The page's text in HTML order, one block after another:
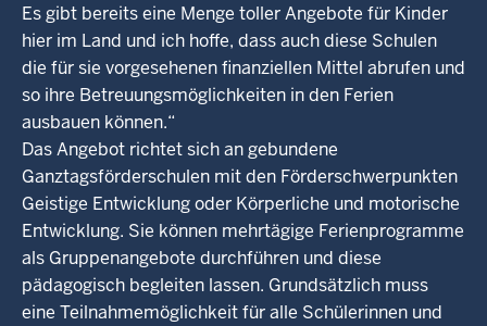
Es gibt bereits eine Menge toller Angebote für Kinder
hier im Land und ich hoffe, dass auch diese Schulen
die für sie vorgesehenen finanziellen Mittel abrufen und
so ihre Betreuungsmöglichkeiten in den Ferien
ausbauen können.“
Das Angebot richtet sich an gebundene
Ganztagsförderschulen mit den Förderschwerpunkten
Geistige Entwicklung oder Körperliche und motorische
Entwicklung. Sie können mehrtägige Ferienprogramme
als Gruppenangebote durchführen und diese
pädagogisch begleiten lassen. Grundsätzlich muss
eine Teilnahmemöglichkeit für alle Schülerinnen und